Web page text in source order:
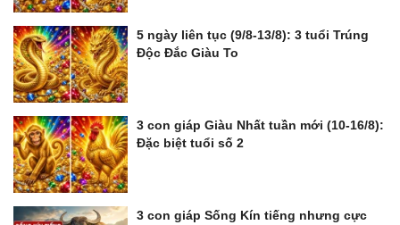
5 ngày liên tục (9/8-13/8): 3 tuổi Trúng
Độc Đắc Giàu To
3 con giáp Giàu Nhất tuần mới (10-16/8):
Đặc biệt tuổi số 2
3 con giáp Sống Kín tiếng nhưng cực